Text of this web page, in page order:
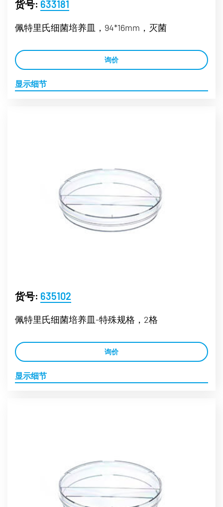
货号: 633181
佩特里氏细菌培养皿，94*16mm，灭菌
询价
显示细节
货号: 635102
佩特里氏细菌培养皿-特殊规格，2格
询价
显示细节